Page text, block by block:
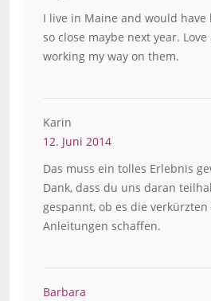
I live in Maine and would have
so close maybe next year.
working my way on them.
Karin
12. Juni 2014
Das muss ein tolles Erlebnis
Dank, dass du uns daran
gespannt, ob es die
Anleitungen schaffen.
Barbara